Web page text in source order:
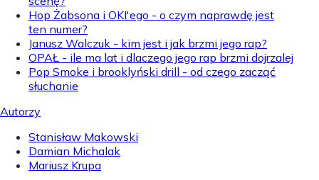
Hop Żabsona i OKI'ego - o czym naprawdę jest
ten numer?
Janusz Walczuk - kim jest i jak brzmi jego rap?
OPAŁ - ile ma lat i dlaczego jego rap brzmi dojrzalej
Pop Smoke i brooklyński drill - od czego zacząć
słuchanie
Autorzy
Stanisław Makowski
Damian Michalak
Mariusz Krupa